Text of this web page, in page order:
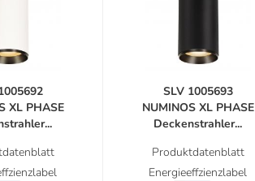
XL PHASE
SLV 1005693
NUMINOS XL PHASE
Deckenstrahler...
Produktdatenblatt
Energieeffzienzlabel